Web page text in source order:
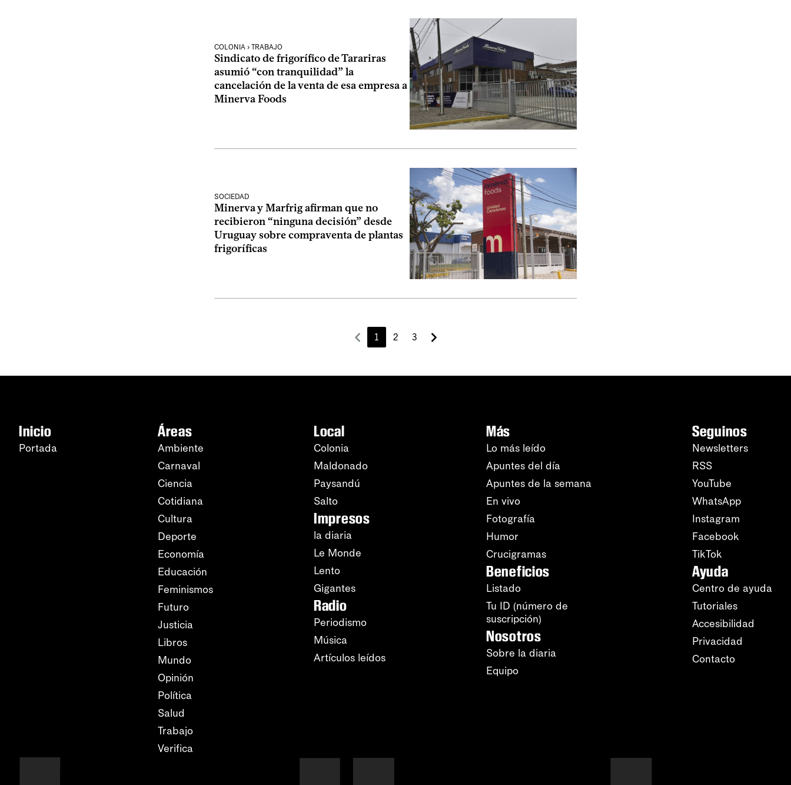
COLONIA › TRABAJO
Sindicato de frigorífico de Tarariras
asumió “con tranquilidad” la
cancelación de la venta de esa empresa a
Minerva Foods
SOCIEDAD
Minerva y Marfrig afirman que no
recibieron “ninguna decisión” desde
Uruguay sobre compraventa de plantas
frigoríficas
1 2 3
Inicio
Portada
Áreas
Ambiente
Carnaval
Ciencia
Cotidiana
Cultura
Deporte
Economía
Educación
Feminismos
Futuro
Justicia
Libros
Mundo
Opinión
Política
Salud
Trabajo
Verifica
Local
Colonia
Maldonado
Paysandú
Salto
Impresos
la diaria
Le Monde
Lento
Gigantes
Radio
Periodismo
Música
Artículos leídos
Más
Lo más leído
Apuntes del día
Apuntes de la semana
En vivo
Fotografía
Humor
Crucigramas
Beneficios
Listado
Tu ID (número de
suscripción)
Nosotros
Sobre la diaria
Equipo
Seguinos
Newsletters
RSS
YouTube
WhatsApp
Instagram
Facebook
TikTok
Ayuda
Centro de ayuda
Tutoriales
Accesibilidad
Privacidad
Contacto